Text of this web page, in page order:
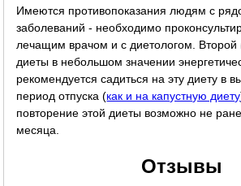
Имеются противопоказания людям с
заболеваний - необходимо
лечащим врачом и с диетологом. Второй
диеты в небольшом значении
рекомендуется садиться на эту диету в
период отпуска (как и на капустную диету
повторение этой диеты возможно не
месяца.
Отзывы